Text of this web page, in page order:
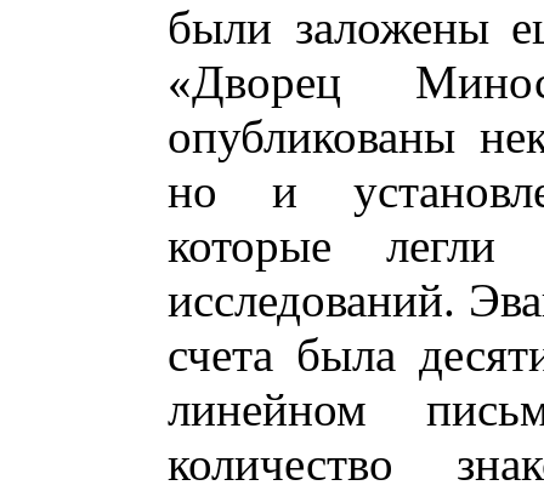
были заложены
«Дворец
опубликованы
но и
которые
исследований.
счета была
линейном
количество